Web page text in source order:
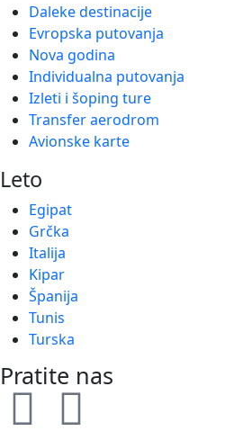
Daleke destinacije
Evropska putovanja
Nova godina
Individualna putovanja
Izleti i šoping ture
Transfer aerodrom
Avionske karte
Leto
Egipat
Grčka
Italija
Kipar
Španija
Tunis
Turska
Pratite nas